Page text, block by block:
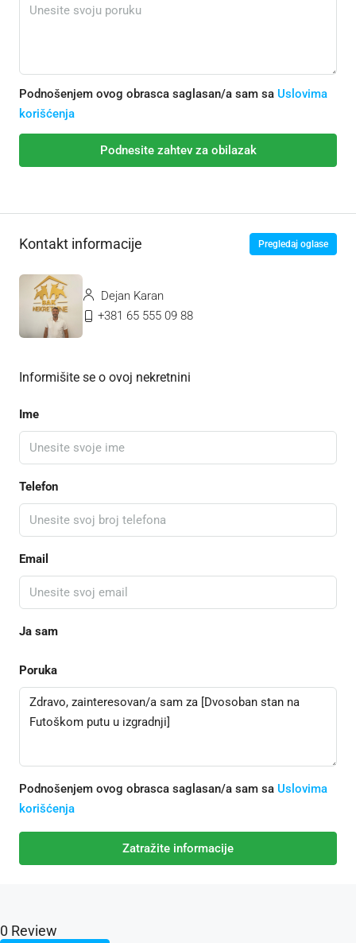
Podnošenjem ovog obrasca saglasan/a sam sa Uslovima
korišćenja
Podnesite zahtev za obilazak
Kontakt informacije Pregledaj oglase
Dejan Karan
+381 65 555 09 88
Informišite se o ovoj nekretnini
Ime
Telefon
Email
Ja sam
Poruka
Podnošenjem ovog obrasca saglasan/a sam sa Uslovima
korišćenja
Zatražite informacije
0 Review